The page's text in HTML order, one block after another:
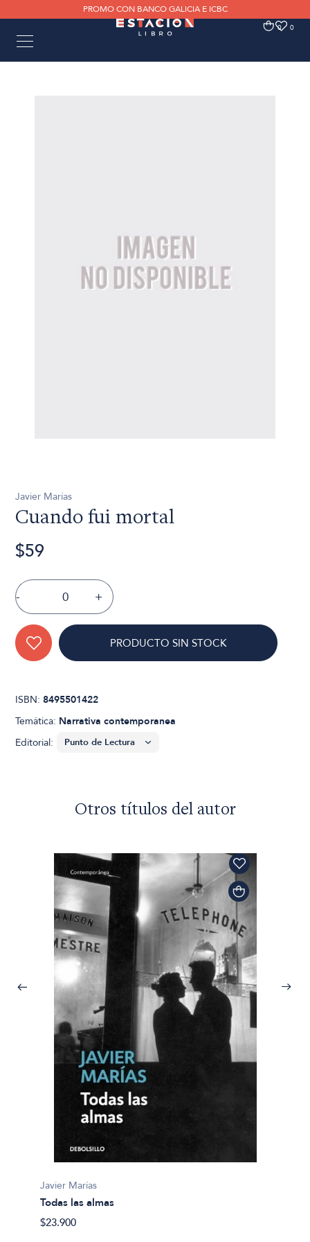
PROMO CON BANCO GALICIA E ICBC
0 0
Javier Marías
Cuando fui mortal
$59
- +
PRODUCTO SIN STOCK
ISBN:8495501422
Temática: Narrativa contemporanea
Editorial:
Otros títulos del autor
Javier Marías
Todas las almas
$23.900